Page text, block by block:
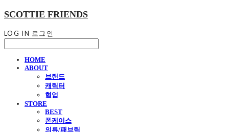
SCOTTIE FRIENDS
LOG IN 로그인
HOME
ABOUT
브랜드
캐릭터
협업
STORE
BEST
폰케이스
의류/패브릭